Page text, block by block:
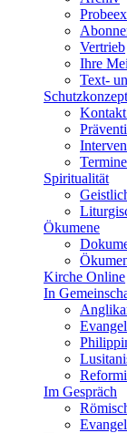
Vertrieb
Ihre
Text-
Schutzkonzept
Kontakt
Termine
Spiritualität
Ökumene
Kirche Online
In
Im Gespräch